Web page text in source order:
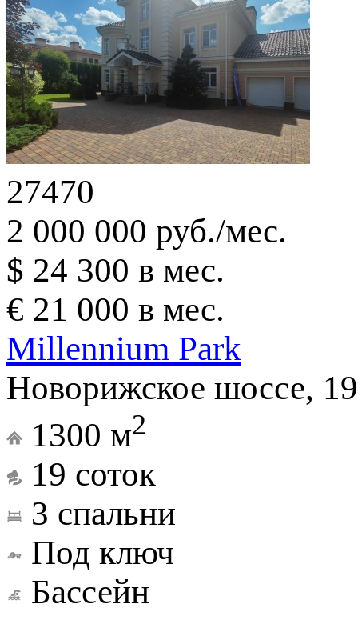
27470
2 000 000 руб./мес.
$ 24 300 в мес.
€ 21 000 в мес.
Millennium Park
Новорижское шоссе,
1300 м2
19 соток
3 спальни
Под ключ
Бассейн